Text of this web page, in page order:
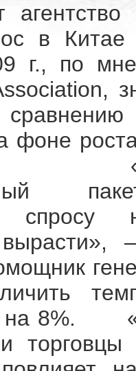
агентство
в
г., по
фоне
спросу
на 8%.